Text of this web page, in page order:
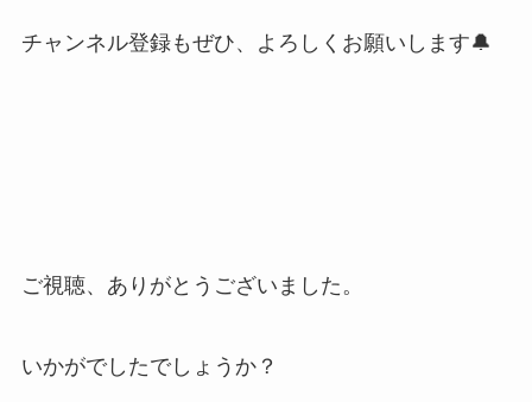
チャンネル登録もぜひ、よろしくお願いします🔔
ご視聴、ありがとうございました。
いかがでしたでしょうか？